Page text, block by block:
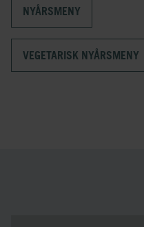
NYÅRSMENY
VEGETARISK NYÅRSMENY